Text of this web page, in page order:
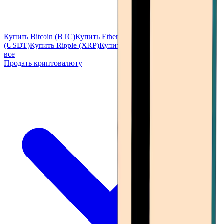
Купить Bitcoin (BTC)Купить Ethereum (ETH)
(USDT)Купить Ripple (XRP)Купить Solana (SOL)
все
Продать криптовалюту